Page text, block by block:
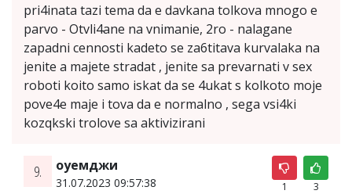
pri4inata tazi tema da e davkana tolkova mnogo e
parvo - Otvli4ane na vnimanie, 2ro - nalagane
zapadni cennosti kadeto se za6titava kurvalaka na
jenite a majete stradat , jenite sa prevarnati v sex
roboti koito samo iskat da se 4ukat s kolkoto moje
pove4e maje i tova da e normalno , sega vsi4ki
kozqkski trolove sa aktivizirani
9. оуемджи
31.07.2023 09:57:38 1 3